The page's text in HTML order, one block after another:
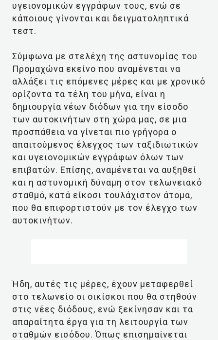
υγειονομικών εγγράφων τους, ενώ σε
κάποιους γίνονται και δειγματοληπτικά
τεστ.
Σύμφωνα με στελέχη της αστυνομίας του
Προμαχώνα εκείνο που αναμένεται να
αλλάξει τις επόμενες μέρες και με χρονικό
ορίζοντα τα τέλη του μήνα, είναι η
δημιουργία νέων διόδων για την είσοδο
των αυτοκινήτων στη χώρα μας, σε μια
προσπάθεια να γίνεται πιο γρήγορα ο
απαιτούμενος έλεγχος των ταξιδιωτικών
και υγειονομικών εγγράφων όλων των
επιβατών. Επίσης, αναμένεται να αυξηθεί
και η αστυνομική δύναμη στον τελωνειακό
σταθμό, κατά είκοσι τουλάχιστον άτομα,
που θα επιφορτιστούν με τον έλεγχο των
αυτοκινήτων.
Ήδη, αυτές τις μέρες, έχουν μεταφερθεί
στο τελωνείο οι οικίσκοι που θα στηθούν
στις νέες διόδους, ενώ ξεκίνησαν και τα
απαραίτητα έργα για τη λειτουργία των
σταθμών εισόδου. Όπως επισημαίνεται